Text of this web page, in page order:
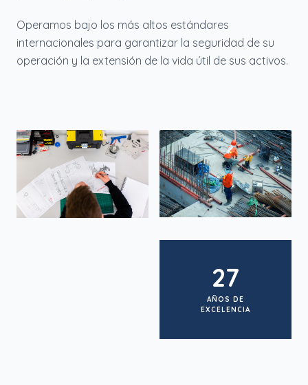
Operamos bajo los más altos estándares
internacionales para garantizar la seguridad de su
operación y la extensión de la vida útil de sus activos.
27
AÑOS DE
EXCELENCIA